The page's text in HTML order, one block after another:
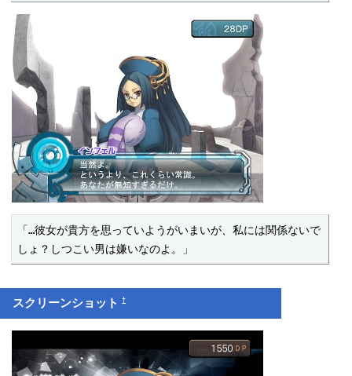
「…彼女が貴方を思っていようがいまいが、私には関係ないで
しょ？しつこい男は嫌いなのよ。」
スクリーンショット†